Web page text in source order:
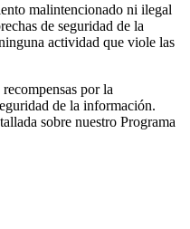
malintencionado ni ilegal
de seguridad de la
actividad que viole las
por la
de la información.
sobre nuestro Programa